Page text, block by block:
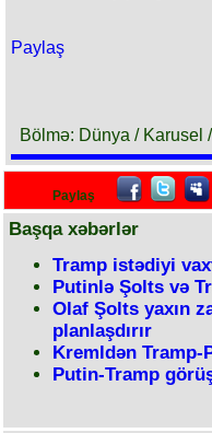
Paylaş
Bölmə: Dünya / Karusel
Paylaş
Başqa xəbərlər
Tramp istədiyi
Putinlə Şolts və
Olaf Şolts yaxın
planlaşdırır
Kremldən Tramp-
Putin-Tramp